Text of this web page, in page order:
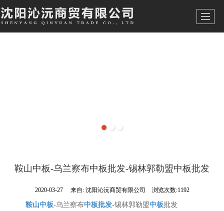
鞍山中板-乌兰察布中板批发-锡林郭勒盟中板批发
2020-03-27 来自: 沈阳沁沅商贸有限公司 浏览次数:1192
鞍山中板-乌兰察布中板批发-锡林郭勒盟中板批发